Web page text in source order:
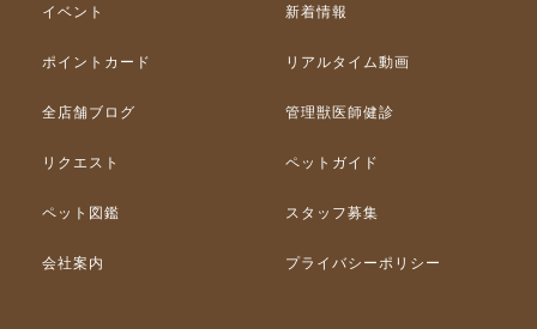
イベント 新着情報
ポイントカード リアルタイム動画
全店舗ブログ 管理獣医師健診
リクエスト ペットガイド
ペット図鑑 スタッフ募集
会社案内 プライバシーポリシー